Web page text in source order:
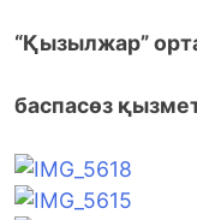
“Қызылжар”
баспасөз